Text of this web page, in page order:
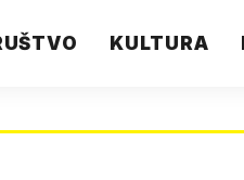
KULTURA